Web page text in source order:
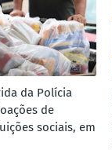
da Polícia
de
sociais, em